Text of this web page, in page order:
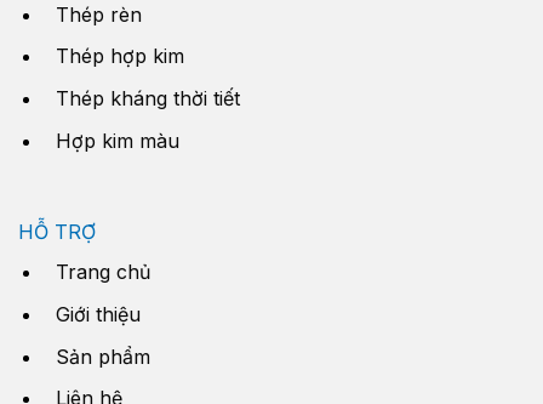
Thép rèn
Thép hợp kim
Thép kháng thời tiết
Hợp kim màu
HỖ TRỢ
Trang chủ
Giới thiệu
Sản phẩm
Liên hệ